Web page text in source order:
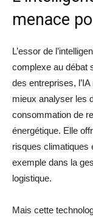
menace
L’essor de
complexe au débat
des entreprises,
mieux analyser les
consommation de
énergétique. Elle
risques climatiques
exemple dans la
logistique.
Mais cette